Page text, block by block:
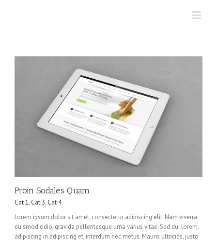
Proin Sodales Quam
Cat 1, Cat 3, Cat 4
Lorem ipsum dolor sit amet, consectetur adipiscing elit. Nam viverra
euismod odio, gravida pellentesque urna varius vitae. Sed dui lorem,
adipiscing in adipiscing et, interdum nec metus. Mauris ultricies, justo